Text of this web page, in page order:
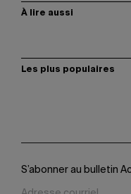
À lire aussi
Les plus populaires
S’abonner au bulletin